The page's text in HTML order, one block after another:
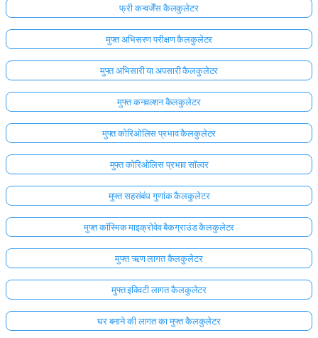
फ्री कन्वर्जेंस कैलकुलेटर
मुफ्त अभिसरण परीक्षण कैलकुलेटर
मुफ्त अभिसारी या अपसारी कैलकुलेटर
मुफ्त कनवल्शन कैलकुलेटर
मुफ्त कोरिओलिस प्रभाव कैलकुलेटर
मुफ्त कोरिओलिस प्रभाव सॉल्वर
मुफ्त सहसंबंध गुणांक कैलकुलेटर
मुफ्त कॉस्मिक माइक्रोवेव बैकग्राउंड कैलकुलेटर
मुफ्त ऋण लागत कैलकुलेटर
मुफ्त इक्विटी लागत कैलकुलेटर
घर बनाने की लागत का मुफ्त कैलकुलेटर